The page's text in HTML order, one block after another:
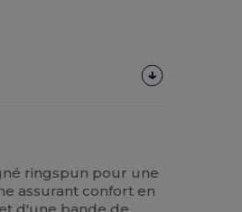
ringspun pour une
assurant confort en